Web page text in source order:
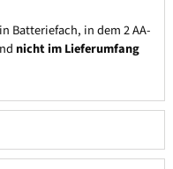
Batteriefach, in dem 2 AA-
nicht im Lieferumfang